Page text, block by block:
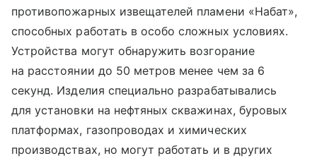
противопожарных извещателей пламени «Набат»,
способных работать в особо сложных условиях.
Устройства могут обнаружить возгорание
на расстоянии до 50 метров менее чем за 6
секунд. Изделия специально разрабатывались
для установки на нефтяных скважинах, буровых
платформах, газопроводах и химических
производствах, но могут работать и в других